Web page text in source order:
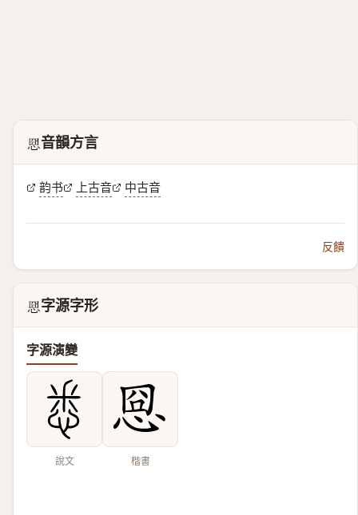
𢚊 音韻方言
韵书 上古音 中古音
反饋
𢚊 字源字形
字源演變
說文 楷書